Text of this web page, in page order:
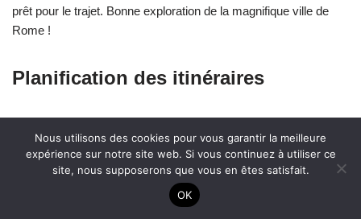
prêt pour le trajet. Bonne exploration de la magnifique ville de
Rome !
Planification des itinéraires
d’organiser efficacement votre temps et vos déplacements.
Pour cela, vous devez prendre en compte les différentes
attractions touristiques que vous souhaitez visiter, ainsi que les
distances entre elles. En utilisant un tableau à titre indicatif, vous
Nous utilisons des cookies pour vous garantir la meilleure
expérience sur notre site web. Si vous continuez à utiliser ce
site, nous supposerons que vous en êtes satisfait.
OK